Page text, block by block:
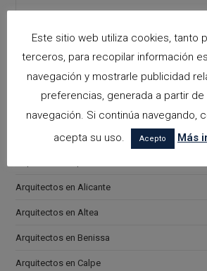
Please
Acepto la política de
Arquitectos en Alicante
Arquitectos en Altea
Arquitectos en Benissa
Arquitectos en Calpe
Este sitio web utiliza cookies, tanto
terceros, para recopilar información
navegación y mostrarle publicidad
preferencias, generada a partir
navegación. Si continúa navegando,
acepta su uso.
Acepto Más